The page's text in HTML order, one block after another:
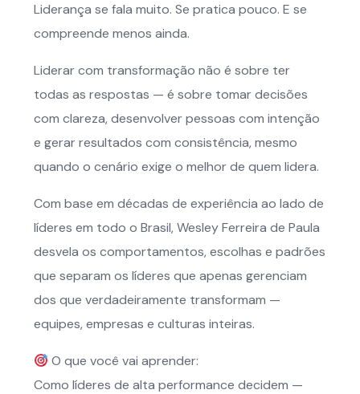
Liderança se fala muito. Se pratica pouco. E se
compreende menos ainda.
Liderar com transformação não é sobre ter
todas as respostas — é sobre tomar decisões
com clareza, desenvolver pessoas com intenção
e gerar resultados com consistência, mesmo
quando o cenário exige o melhor de quem lidera.
Com base em décadas de experiência ao lado de
líderes em todo o Brasil, Wesley Ferreira de Paula
desvela os comportamentos, escolhas e padrões
que separam os líderes que apenas gerenciam
dos que verdadeiramente transformam —
equipes, empresas e culturas inteiras.
O que você vai aprender:
Como líderes de alta performance decidem —